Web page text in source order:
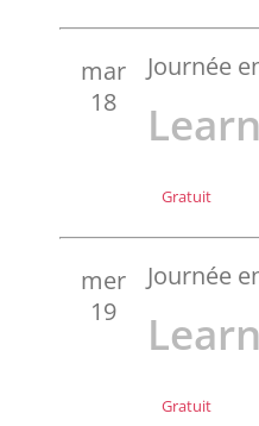
mar
18
Journée
Gratuit
mer
19
Journée
Gratuit